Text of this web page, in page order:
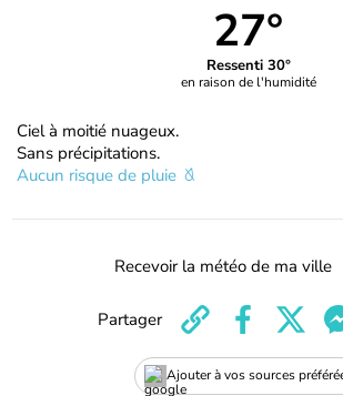
27°
Ressenti 30°
en raison de l'humidité
Ciel à moitié nuageux.
Sans précipitations.
Aucun risque de pluie
Recevoir la météo de ma ville
Ajouter à vos sources
Partager